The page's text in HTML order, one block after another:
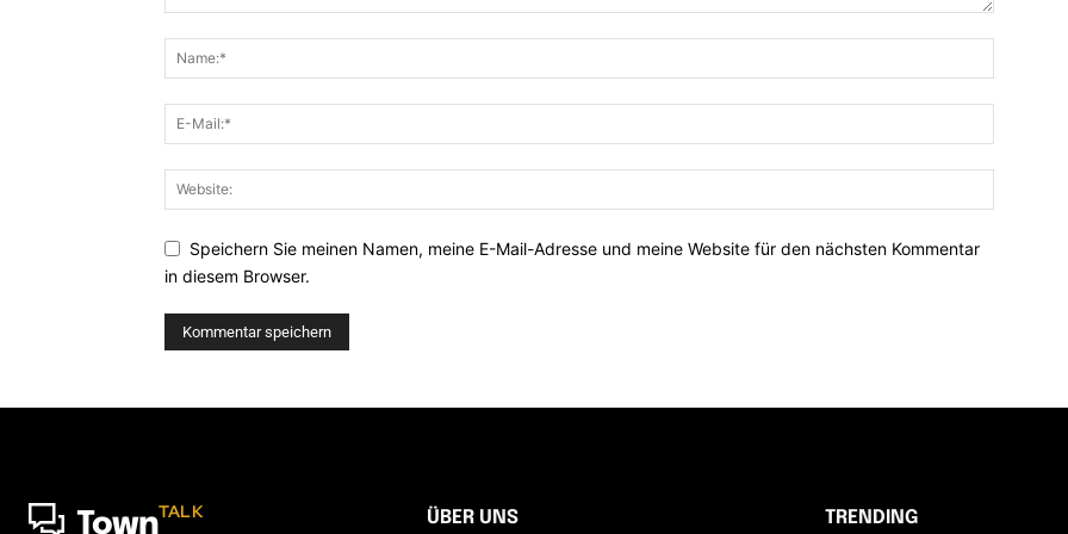
Speichern Sie meinen Namen, meine E-Mail-Adresse und meine Website für den nächsten Kommentar
in diesem Browser.
TownTALK ÜBER UNS TRENDING